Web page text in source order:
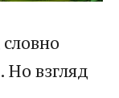
Но взгляд